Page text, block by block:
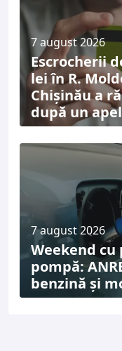
7 august 2026
Escrocherii
lei în R.
Chișinău a
după un
7 august 2026
Weekend
pompă:
benzină și